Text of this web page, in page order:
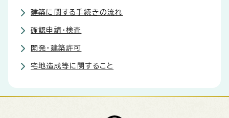
建築に関する手続きの流れ
確認申請・検査
開発・建築許可
宅地造成等に関すること